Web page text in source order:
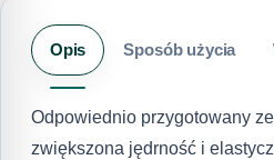
Opis Sposób użycia
Odpowiednio przygotowany
zwiększona jędrność i